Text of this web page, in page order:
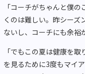
「コーチがちゃんと僕
くのは難しい。昨シー
ないし、コーチにも余裕
「でもこの夏は健康を
を見るために3度もマイ